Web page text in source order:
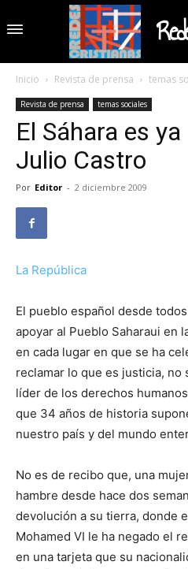
Inicio Revista de prensa temas
Revista de prensa temas sociales
El Sáhara es
Julio Castro
Por Editor - 2 diciembre 2009
La República
El pueblo español desde
apoyar al Pueblo Saharaui en
en cada lugar en que se ha
reclamar lo que es justicia, no
líder de los derechos
que 34 años de historia
nuestro país y del mundo
No es de recibo que, una
hambre desde hace dos
devolución a su tierra, donde
Mohamed VI le ha negado el
en una tarjeta que su